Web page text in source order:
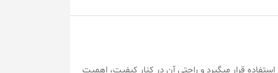
قرار میگیرد و راحتی آن در کنار کیفیت، اهمیت